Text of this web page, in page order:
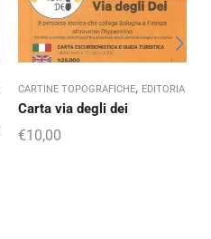
CARTINE TOPOGRAFICHE, EDITORIA
Carta via degli dei
€10,00